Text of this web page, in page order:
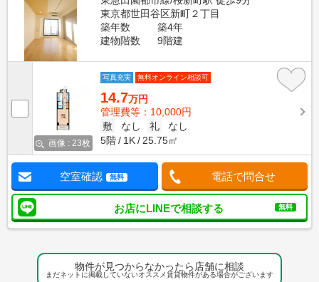
東京都世田谷区新町２丁目
築年数
築4年
建物階数
9階建
画像 : 23枚
写真充実 無料オンライン相談可
14.7万円
管理費等：10,000円
敷
なし 礼
なし
5階
1K 25.75㎡
空室確認 無料 電話で問合せ
お店にLINEで相談する 無料
物件が見つからなかったら店舗に相談
まだネットに掲載していないオススメ賃貸物件がある場合がございます